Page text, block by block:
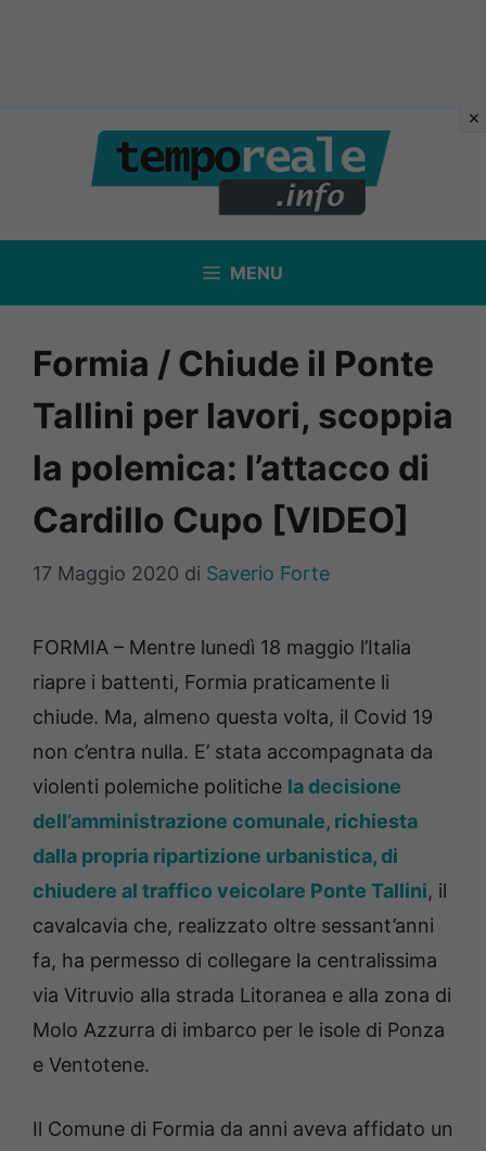
contenuto
MENU
Formia / Chiude il Ponte
Tallini per lavori, scoppia
la polemica: l’attacco di
Cardillo Cupo [VIDEO]
17 Maggio 2020 di Saverio Forte
FORMIA – Mentre lunedì 18 maggio l’Italia
riapre i battenti, Formia praticamente li
chiude. Ma, almeno questa volta, il Covid 19
non c’entra nulla. E’ stata accompagnata da
violenti polemiche politiche la decisione
dell’amministrazione comunale, richiesta
dalla propria ripartizione urbanistica, di
chiudere al traffico veicolare Ponte Tallini, il
cavalcavia che, realizzato oltre sessant’anni
fa, ha permesso di collegare la centralissima
via Vitruvio alla strada Litoranea e alla zona di
Molo Azzurra di imbarco per le isole di Ponza
e Ventotene.
Il Comune di Formia da anni aveva affidato un